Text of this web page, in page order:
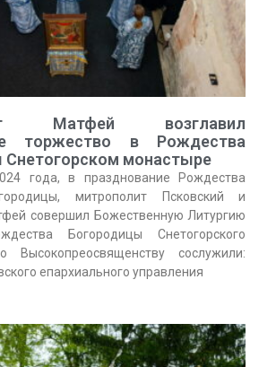
Матфей возглавил
торжество в Рождества
Снетогорском монастыре
года, в празднование Рождества
митрополит Псковский и
совершил Божественную Литургию
Богородицы Снетогорского
Высокопреосвященству сослужили:
епархиального управления